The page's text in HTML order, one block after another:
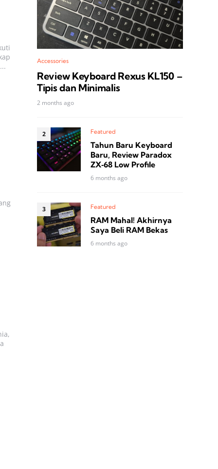
Accessories
Review Keyboard Rexus KL150 –
Tipis dan Minimalis
2 months ago
Featured
Tahun Baru Keyboard
Baru, Review Paradox
ZX‑68 Low Profile
6 months ago
Featured
RAM Mahal! Akhirnya
Saya Beli RAM Bekas
6 months ago